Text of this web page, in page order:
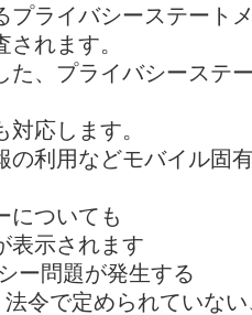
プライバシーステート
れます。
た、プライバシーステ
応します。
の利用などモバイル固
についても
表示されます
ー問題が発生する
令で定められていな